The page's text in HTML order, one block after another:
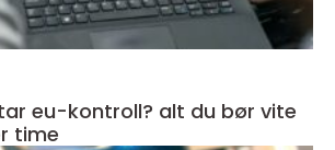
eu-kontroll? alt du bør vite
time